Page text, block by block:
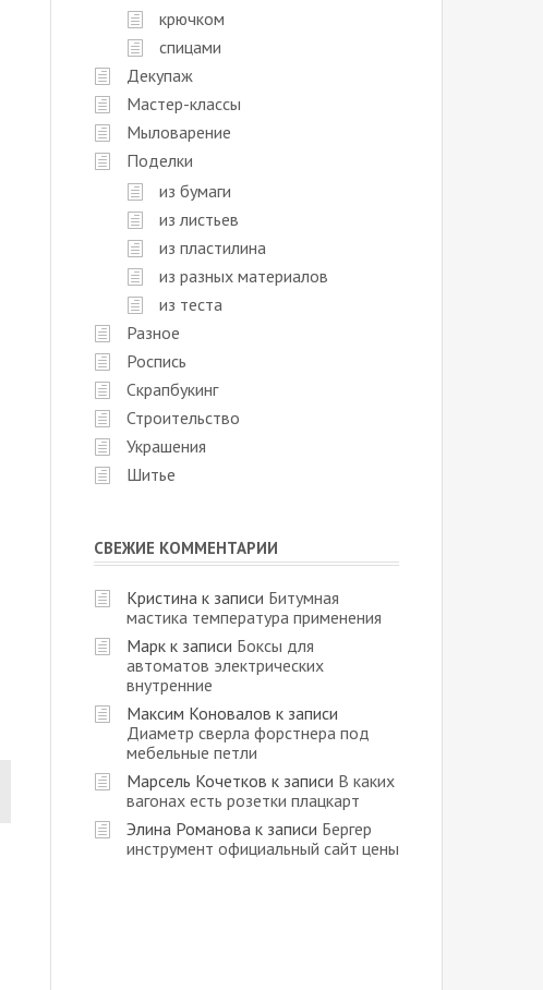
крючком
спицами
Декупаж
Мастер-классы
Мыловарение
Поделки
из бумаги
из листьев
из пластилина
из разных материалов
из теста
Разное
Роспись
Скрапбукинг
Строительство
Украшения
Шитье
СВЕЖИЕ КОММЕНТАРИИ
Кристина к записи Битумная
мастика температура применения
Марк к записи Боксы для
автоматов электрических
внутренние
Максим Коновалов к записи
Диаметр сверла форстнера под
мебельные петли
Марсель Кочетков к записи В каких
вагонах есть розетки плацкарт
Элина Романова к записи Бергер
инструмент официальный сайт цены